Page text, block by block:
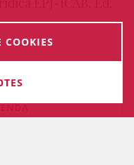
COOKIES